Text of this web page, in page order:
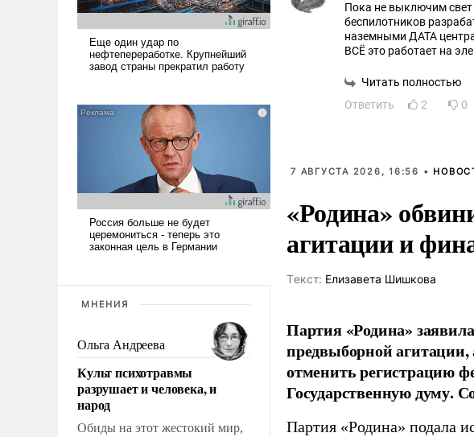
МНЕНИЯ
Ольга Андреева
Культ психотравмы
разрушает и человека, и
народ
Обиды на этот жестокий мир,
Пока не выключим
беспилотников
наземными ДАТА
ВСЁ это работает на
Читать полностью
Ответить
2 0
7 АВГУСТА 2026, 16:56 •
«Родина»
агитации и
Tекст: Елизавета Шишкова
Партия «Родина»
предвыборной агитации,
отменить регистрацию
Государственную думу.
Партия «Родина» подала